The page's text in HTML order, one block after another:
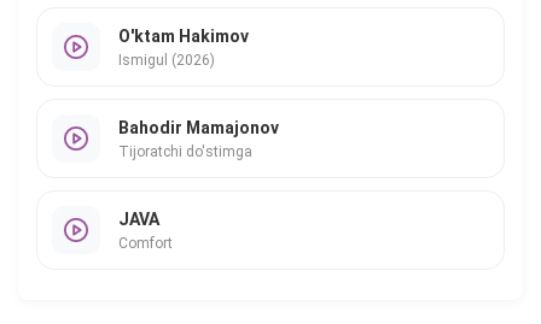
O'ktam Hakimov
Ismigul (2026)
Bahodir Mamajonov
Tijoratchi do'stimga
JAVA
Comfort